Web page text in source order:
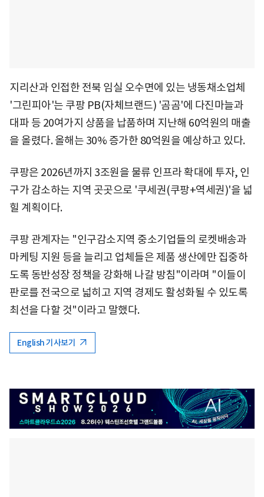
지리산과 인접한 전북 임실 오수면에 있는 냉동채소업체
'그린피아'는 쿠팡 PB(자체브랜드) '곰곰'에 다진마늘과
대파 등 20여가지 상품을 납품하며 지난해 60억원의 매출
을 올렸다. 올해는 30% 증가한 80억원을 예상하고 있다.
쿠팡은 2026년까지 3조원을 물류 인프라 확대에 투자, 인
구가 감소하는 지역 곳곳으로 '쿠세권(쿠팡+역세권)'을 넓
힐 계획이다.
쿠팡 관계자는 "인구감소지역 중소기업들의 로켓배송과
마케팅 지원 등을 늘리고 업체들은 제품 생산에만 집중하
도록 동반성장 정책을 강화해 나갈 방침"이라며 "이들이
판로를 전국으로 넓히고 지역 경제도 활성화될 수 있도록
최선을 다할 것"이라고 말했다.
English 기사보기